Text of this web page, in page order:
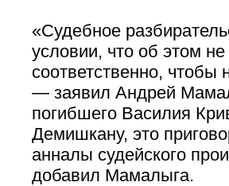
«Судебное
условии, что об этом
соответственно,
— заявил Андрей
погибшего Василия
Демишкану, это
анналы судейского
добавил Мамалыга.